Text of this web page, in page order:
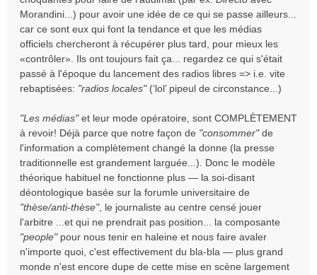
Morandini...) pour avoir une idée de ce qui se passe ailleurs...
car ce sont eux qui font la tendance et que les médias
officiels chercheront à récupérer plus tard, pour mieux les
«contrôler». Ils ont toujours fait ça... regardez ce qui s'était
passé à l'époque du lancement des radios libres => i.e. vite
rebaptisées: "radios locales"(‘lol’ pipeul de circonstance...)
"Les médias"et leur mode opératoire, sont COMPLÈTEMENT
à revoir! Déjà parce que notre façon de "consommer"de
l'information a complètement changé la donne (la presse
traditionnelle est grandement larguée...). Donc le modèle
théorique habituel ne fonctionne plus — la soi-disant
déontologique basée sur la forumle universitaire de
"thèse/anti-thèse", le journaliste au centre censé jouer
l'arbitre ...et qui ne prendrait pas position... la composante
"people"pour nous tenir en haleine et nous faire avaler
n'importe quoi, c'est effectivement du bla-bla — plus grand
monde n'est encore dupe de cette mise en scène largement